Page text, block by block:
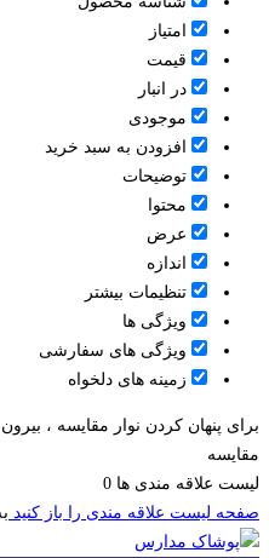
امتیاز
قیمت
در انبار
موجودی
افزودن به سبد خرید
توضیحات
محتوا
عرض
اندازه
تنظیمات بیشتر
ویژگی ها
ویژگی های سفارشی
زمینه های دلخواه
برای پنهان کردن نوار مقایسه ،
مقایسه
لیست علاقه مندی ها 0
صفحه لیست علاقه مندی را باز کنید